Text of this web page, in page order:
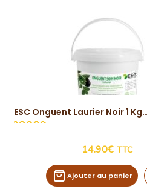
ESC Onguent Laurier Noir 1 Kg
14.90€ TTC
Ajouter au panier